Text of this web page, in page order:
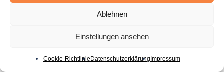
Ablehnen
Einstellungen ansehen
Cookie-Richtlinie Datenschutzerklärung Impressum
Während des Designprozesses ist es wichtig, offen und
kommunikativ mit Ihrem Tattoo-Künstler zu sein.
von seinem Fachwissen leiten, um das perfekte Tattoo zu
schaffen. Berücksichtigen Sie auch